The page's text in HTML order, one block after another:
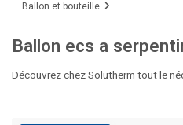
Ballon et bouteille
Ballon ecs a
Découvrez chez Solutherm tout le